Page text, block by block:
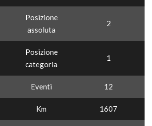
Posizione
assoluta
2
Posizione
categoria
1
Eventi 12
Km 1607